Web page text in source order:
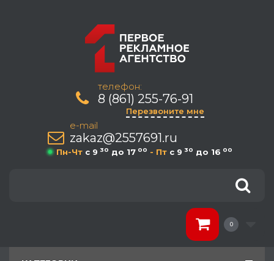
телефон:
8 (861) 255-76-91
Перезвоните мне
e-mail
zakaz@2557691.ru
Пн-Чт c 9 30 до 17 00 - Пт c 9 30 до 16 00
0